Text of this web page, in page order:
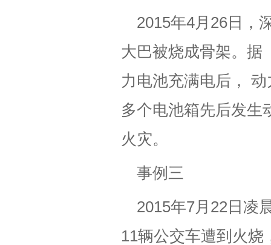
2015年4月26日，
大巴被烧成骨架。据
力电池充满电后，
多个电池箱先后发生
火灾。
事例三
2015年7月22日凌
11辆公交车遭到火